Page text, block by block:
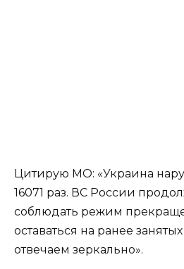
Цитирую МО: «Украина
16071 раз. ВС России
соблюдать режим
оставаться на ранее
отвечаем зеркально».